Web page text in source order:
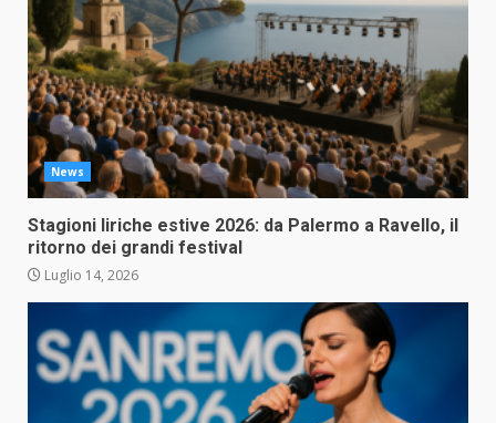
News
Stagioni liriche estive 2026: da Palermo a Ravello, il
ritorno dei grandi festival
Luglio 14, 2026